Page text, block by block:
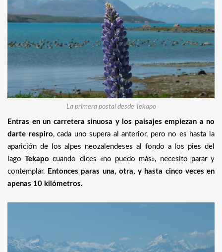
La primera postal desde Tekapo
Entras en un carretera sinuosa y los paisajes empiezan a no
darte respiro, cada uno supera al anterior, pero no es hasta la
aparición de los alpes neozalendeses al fondo a los pies del
lagoTekapo cuando dices «no puedo más», necesito parar y
contemplar. Entonces paras una, otra, y hasta cinco veces en
apenas 10 kilómetros.